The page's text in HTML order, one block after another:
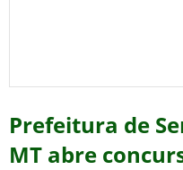
Prefeitura de
MT abre